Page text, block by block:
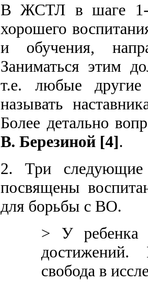
В ЖСТЛ в шаге 1-в
хорошего
и обучения,
Заниматься этим
т.е. любые
называть
Более детально
В. Березиной [4].
2. Три следующие
посвящены
для борьбы с ВО.
> У ребенка
свобода в